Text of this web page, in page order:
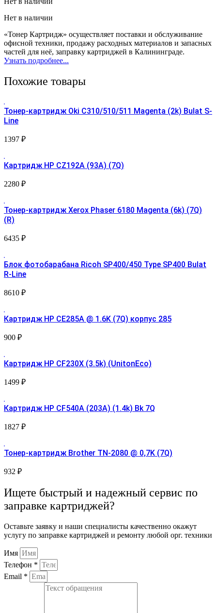
Нет в наличии
«Тонер Картридж» осуществляет поставки и обслуживание
офисной техники, продажу расходных материалов и запасных
частей для неё, заправку картриджей в Калининграде.
Узнать подробнее...
Похожие товары
Тонер-картридж Oki C310/510/511 Magenta (2k) Bulat S-
Line
1397 ₽
Картридж HP CZ192A (93A) (7Q)
2280 ₽
Тонер-картридж Xerox Phaser 6180 Magenta (6k) (7Q)
(R)
6435 ₽
Блок фотобарабана Ricoh SP400/450 Type SP400 Bulat
R-Line
8610 ₽
Картридж HP CE285A @ 1.6K (7Q) корпус 285
900 ₽
Картридж HP CF230X (3.5k) (UnitonEco)
1499 ₽
Картридж HP CF540A (203A) (1.4k) Bk 7Q
1827 ₽
Тонер-картридж Brother TN-2080 @ 0,7K (7Q)
932 ₽
Ищете быстрый и надежный сервис по
заправке картриджей?
Оставьте заявку и наши специалисты качественно окажут
услугу по заправке картриджей и ремонту любой орг. техники
Имя
Телефон *
Email *